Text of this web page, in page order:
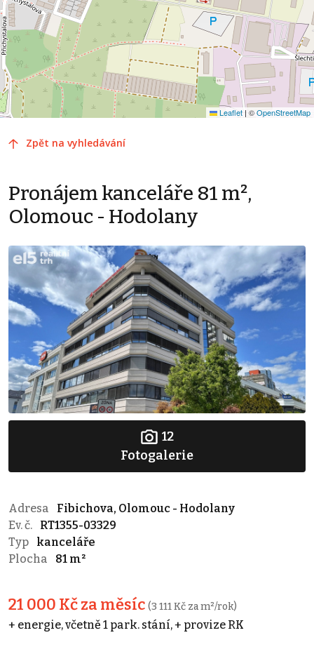
Leaflet | ©OpenStreetMap
Zpět na vyhledávání
Pronájem kanceláře 81 m²,
Olomouc - Hodolany
12
Fotogalerie
Adresa
Fibichova, Olomouc - Hodolany
Ev. č.
RT1355-03329
Typ
kanceláře
Plocha
81 m²
21 000 Kč za měsíc (3 111 Kč za m²/rok)
+ energie, včetně 1 park. stání, + provize RK